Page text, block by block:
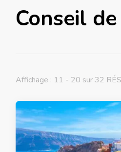
Conseil
Affichage : 11 - 20 sur 32